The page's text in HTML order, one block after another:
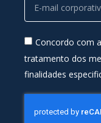
Concordo com
tratamento dos
finalidades